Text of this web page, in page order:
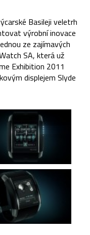
Basileji veletrh
výrobní inovace
ze zajímavých
SA, která už
Exhibition 2011
displejem Slyde